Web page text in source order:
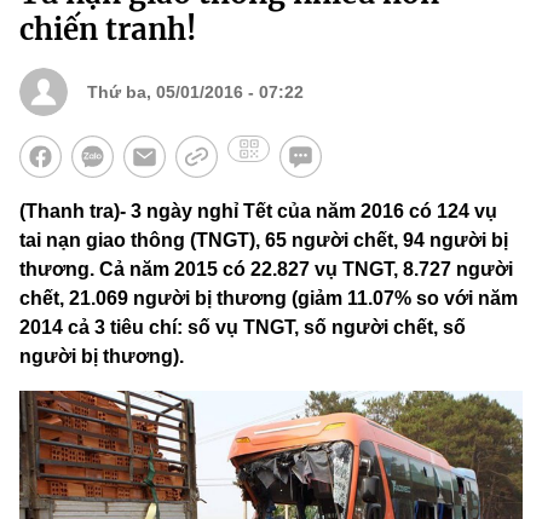
chiến tranh!
Thứ ba, 05/01/2016 - 07:22
(Thanh tra)- 3 ngày nghỉ Tết của năm 2016 có 124 vụ
tai nạn giao thông (TNGT), 65 người chết, 94 người bị
thương. Cả năm 2015 có 22.827 vụ TNGT, 8.727 người
chết, 21.069 người bị thương (giảm 11.07% so với năm
2014 cả 3 tiêu chí: số vụ TNGT, số người chết, số
người bị thương).